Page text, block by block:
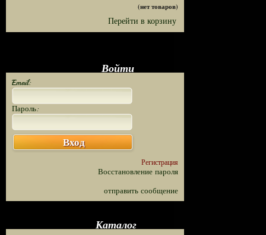
(нет товаров)
Перейти в корзину
Войти
Email:
Пароль:
Вход
Регистрация
Восстановление пароля
отправить сообщение
Каталог